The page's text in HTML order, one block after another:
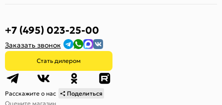
+7 (495) 023-25-00
Заказать звонок
Стать дилером
Расскажите о нас
Поделиться
Оцените магазин